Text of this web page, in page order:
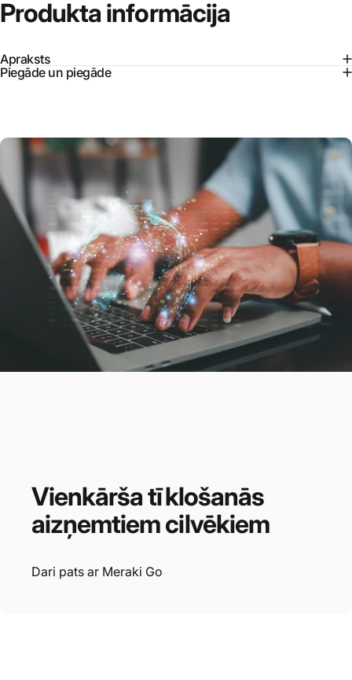
Produkta informācija
Apraksts
Piegāde un piegāde
Vienkāršatīklošanās
aizņemtiemcilvēkiem
Dari pats ar Meraki Go